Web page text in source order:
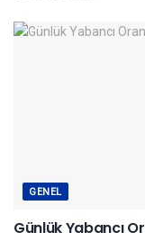
GENEL
Günlük Yabancı